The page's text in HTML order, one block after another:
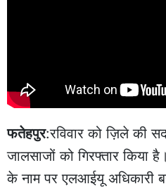
फतेहपुर:रविवार को ज़िले की
जालसाजों को गिरफ्तार किया
के नाम पर एलआईयू अधिकारी